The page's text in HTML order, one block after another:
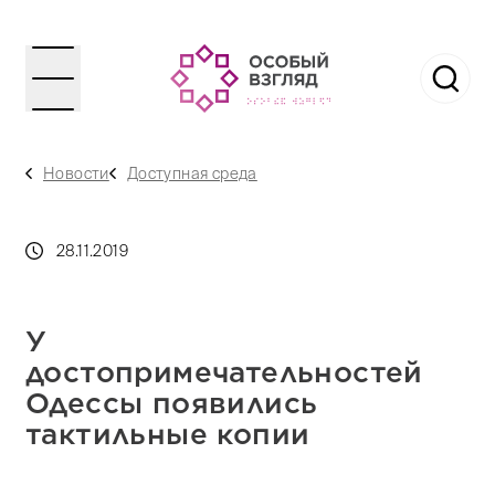
Новости Доступная среда
28.11.2019
У
достопримечательностей
Одессы появились
тактильные копии